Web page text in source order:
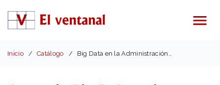
Menú
Inicio Catálogo Big Data en la Administración Pública